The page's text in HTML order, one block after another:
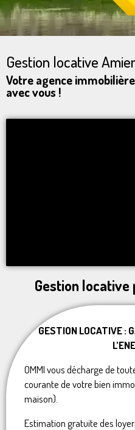
Gestion locative
Votre agence
avec vous !
Gestion locative
GESTION LOCATIVE :
OMMI vous décharge de
courante de votre bien
maison).
Estimation gratuite des